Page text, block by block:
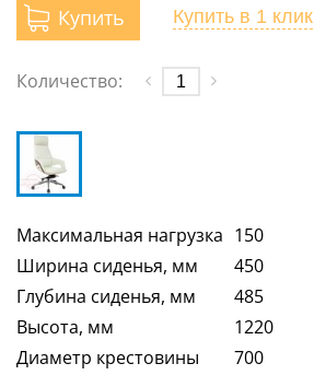
Купить Купить в 1 клик
Количество:
Максимальная нагрузка 150
Ширина сиденья, мм
450
Глубина сиденья, мм
485
Высота, мм
1220
Диаметр крестовины
700